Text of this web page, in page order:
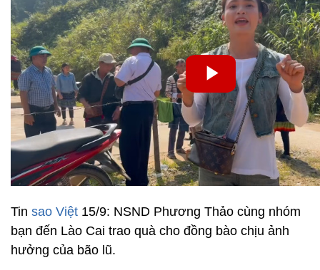
Tin sao Việt 15/9: NSND Phương Thảo cùng nhóm
bạn đến Lào Cai trao quà cho đồng bào chịu ảnh
hưởng của bão lũ.